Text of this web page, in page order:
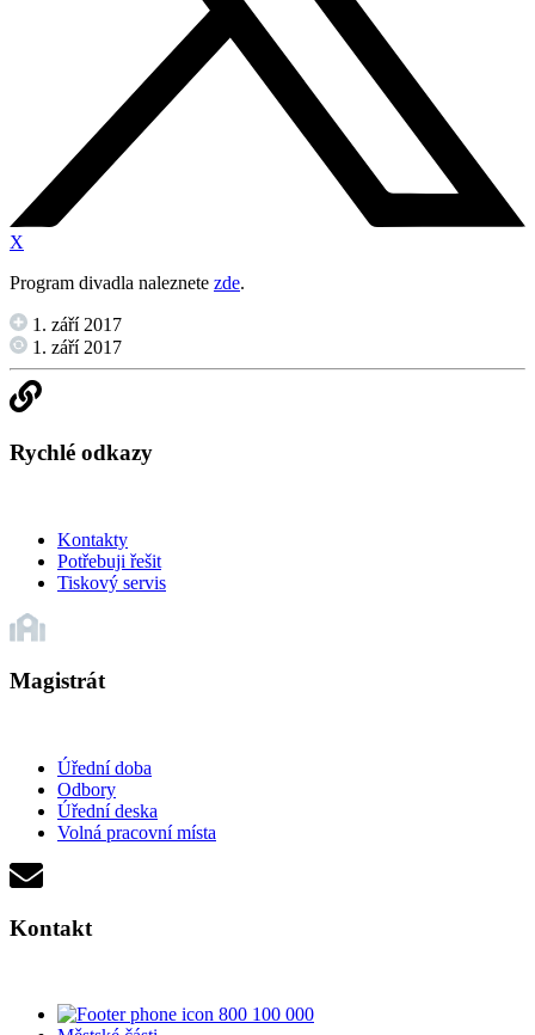
X
Program divadla naleznete zde.
1. září 2017
1. září 2017
Rychlé odkazy
Kontakty
Potřebuji řešit
Tiskový servis
Magistrát
Úřední doba
Odbory
Úřední deska
Volná pracovní místa
Kontakt
800 100 000